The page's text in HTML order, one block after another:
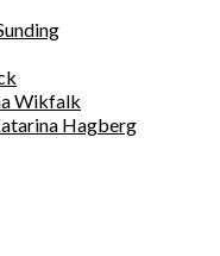
Wikfalk
Hagberg